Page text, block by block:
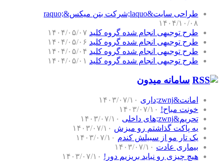
طراحی سایت&laquo;شرکت بتن میکس&raquo;
۱۴۰۴/۱۰/۰۸
طرح توجیهی انجام شده گروه کلید ۱۴۰۴/۰۵/۰۷
طرح توجیهی انجام شده گروه کلید ۱۴۰۴/۰۵/۰۶
طرح توجیهی انجام شده گروه کلید ۱۴۰۴/۰۵/۰۴
طرح توجیهی انجام شده گروه کلید ۱۴۰۴/۰۵/۰۱
سامانه میدون
امانت&zwnj;داری
۱۴۰۳/۰۷/۱۰
خونت مباح! ۱۴۰۳/۰۷/۱۰
تحریم&zwnj;های داخلی
۱۴۰۳/۰۷/۱۰
یه پاکت گذاشتم رو میزش ۱۴۰۳/۰۷/۱۰
یک تار مو از سبیلش کندم ۱۴۰۳/۰۷/۱۰
بیماری عادت ۱۴۰۳/۰۷/۱۰
هیچ چیزی رو نباید بریزیم دور! ۱۴۰۳/۰۷/۱۰